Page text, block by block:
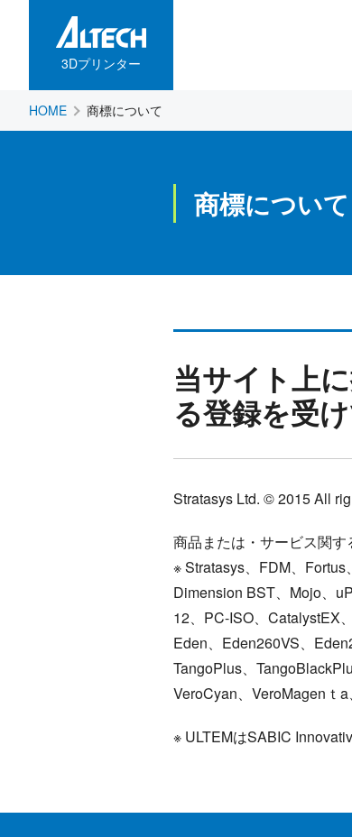
3Dプリンター
HOME 商標について
商標について
当サイト上
る登録を受
Stratasys Ltd. © 2015 All
商品または・サービス関す
※ Stratasys、FDM、
Dimension BST、Mojo、
12、PC-ISO、CatalystEX
Eden、Eden260VS、
TangoPlus、
VeroCyan、VeroMagenｔ
※ ULTEMはSABIC